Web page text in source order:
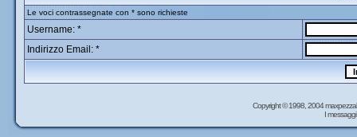
Le voci contrassegnate con * sono richieste
Username: *
Indirizzo Email: *
Copyright © 1998, 2004
I